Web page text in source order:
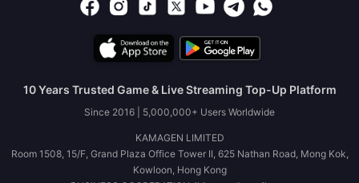
10 Years Trusted Game & Live Streaming Top-Up Platform
Since 2016 | 5,000,000+ Users Worldwide
KAMAGEN LIMITED
Room 1508, 15/F, Grand Plaza Office Tower II, 625 Nathan Road, Mong Kok,
Kowloon, Hong Kong